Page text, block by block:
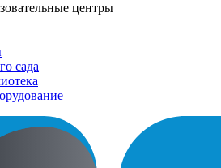
центры
сада